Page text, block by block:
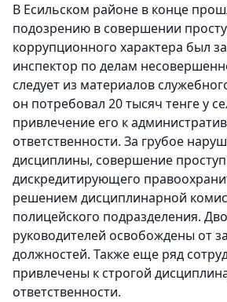
В Есильском районе в конце
подозрению в совершении
коррупционного характера был
инспектор по делам
следует из материалов
он потребовал 20 тысяч тенге у
привлечение его к
ответственности. За грубое
дисциплины, совершение
дискредитирующего
решением дисциплинарной
полицейского подразделения.
руководителей освобождены от
должностей. Также еще ряд
привлечены к строгой
ответственности.